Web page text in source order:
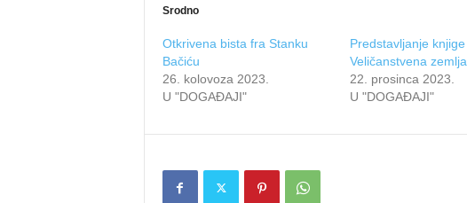
Srodno
Otkrivena bista fra Stanku
Bačiću
26. kolovoza 2023.
U "DOGAĐAJI"
Predstavljanje knjige
Veličanstvena zemlja
22. prosinca 2023.
U "DOGAĐAJI"